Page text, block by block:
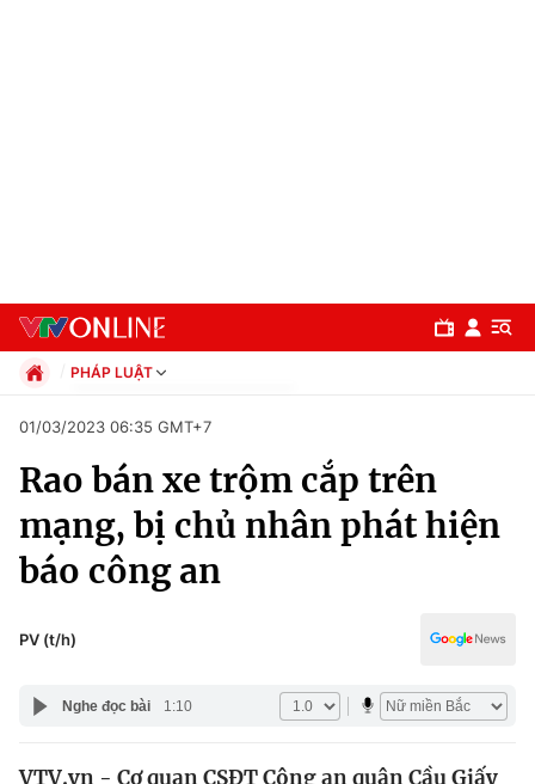
Chuyên mục
Chính trị
PHÁP LUẬT
Xã hội
Pháp luật
Thể thao
Truyền hình
Văn hóa - Giải trí
Giáo dục
01/03/2023 06:35 GMT+7
Rao bán xe trộm cắp trên
mạng, bị chủ nhân phát hiện
báo công an
PV (t/h)
Nghe đọc bài 1:10
VTV.vn - Cơ quan CSĐT Công an quận Cầu Giấy